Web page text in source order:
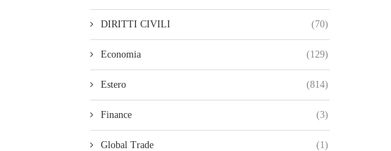
DIRITTI CIVILI (70)
Economia (129)
Estero (814)
Finance (3)
Global Trade (1)